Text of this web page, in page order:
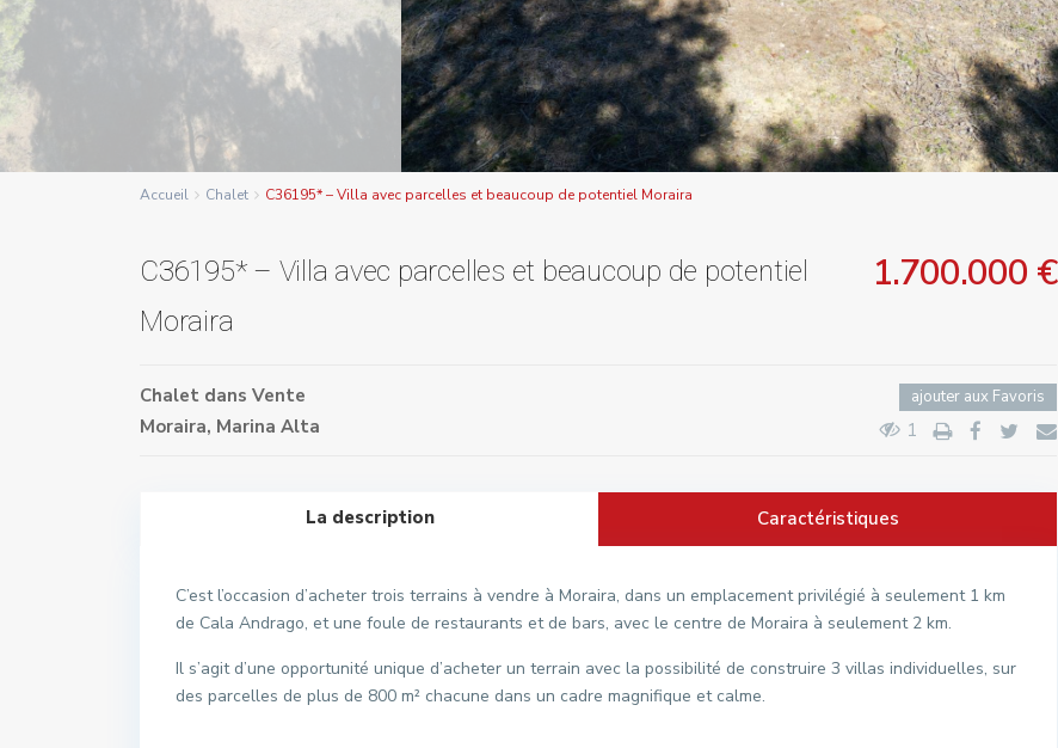
Accueil Chalet C36195* – Villa avec parcelles et beaucoup de potentiel Moraira
C36195* – Villa avec parcelles et beaucoup de potentiel
Moraira
1.700.000 €
Chalet dans Vente
Moraira, Marina Alta
ajouter aux Favoris
1
La description Caractéristiques
C’est l’occasion d’acheter trois terrains à vendre à Moraira, dans un emplacement privilégié à seulement 1 km
de Cala Andrago, et une foule de restaurants et de bars, avec le centre de Moraira à seulement 2 km.
Il s’agit d’une opportunité unique d’acheter un terrain avec la possibilité de construire 3 villas individuelles, sur
des parcelles de plus de 800 m² chacune dans un cadre magnifique et calme.